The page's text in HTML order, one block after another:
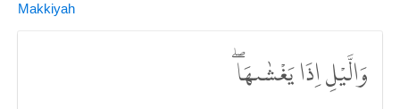
Makkiyah
وَالَّيْلِ اِذَا يَغْشٰىهَاۖ